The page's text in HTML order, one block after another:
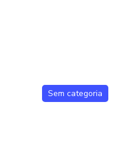
Sem categoria